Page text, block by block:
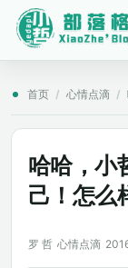
首页 / 心情点滴 /
哈哈，小
己！怎么
罗 哲 心情点滴